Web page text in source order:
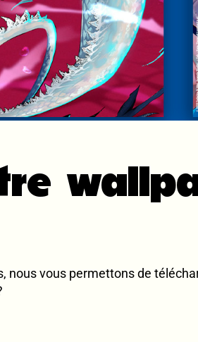
nous vous permettons de